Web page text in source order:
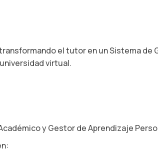
el tutor en un Sistema de
virtual.
y Gestor de Aprendizaje